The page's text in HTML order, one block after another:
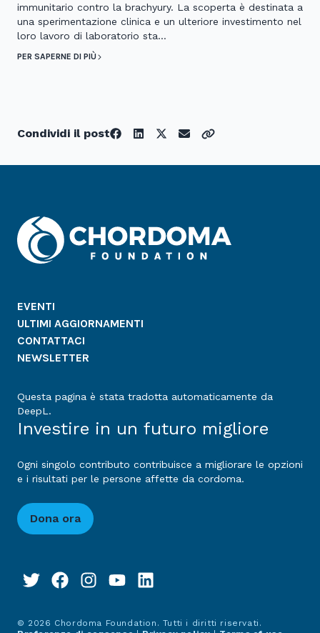
immunitario contro la brachyury. La scoperta è destinata a
una sperimentazione clinica e un ulteriore investimento nel
loro lavoro di laboratorio sta…
PER SAPERNE DI PIÙ
Condividi il post
EVENTI
ULTIMI AGGIORNAMENTI
CONTATTACI
NEWSLETTER
Questa pagina è stata tradotta automaticamente da
DeepL.
Investire in un futuro migliore
Ogni singolo contributo contribuisce a migliorare le opzioni
e i risultati per le persone affette da cordoma.
Dona ora
© 2026 Chordoma Foundation. Tutti i diritti riservati.